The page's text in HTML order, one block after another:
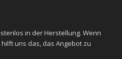
in der Herstellung. Wenn
uns das, das Angebot zu